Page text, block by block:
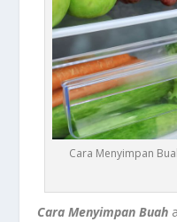
Cara Menyimpan
Cara Menyimpan Buah